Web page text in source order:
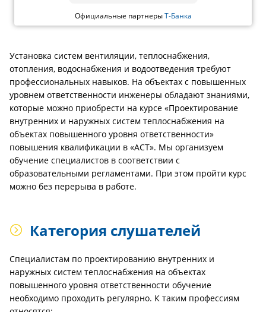
Официальные партнерыТ-Банка
Установка систем вентиляции, теплоснабжения,
отопления, водоснабжения и водоотведения требуют
профессиональных навыков. На объектах с повышенных
уровнем ответственности инженеры обладают знаниями,
которые можно приобрести на курсе «Проектирование
внутренних и наружных систем теплоснабжения на
объектах повышенного уровня ответственности»
повышения квалификации в «АСТ». Мы организуем
обучение специалистов в соответствии с
образовательными регламентами. При этом пройти курс
можно без перерыва в работе.
Категория слушателей
Специалистам по проектированию внутренних и
наружных систем теплоснабжения на объектах
повышенного уровня ответственности обучение
необходимо проходить регулярно. К таким профессиям